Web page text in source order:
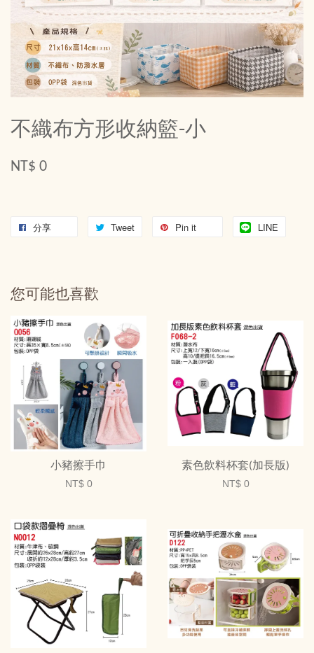
不織布方形收納籃-小
NT$ 0
分享 Tweet Pin it LINE
您可能也喜歡
小豬擦手巾
NT$ 0
素色飲料杯套(加長版)
NT$ 0